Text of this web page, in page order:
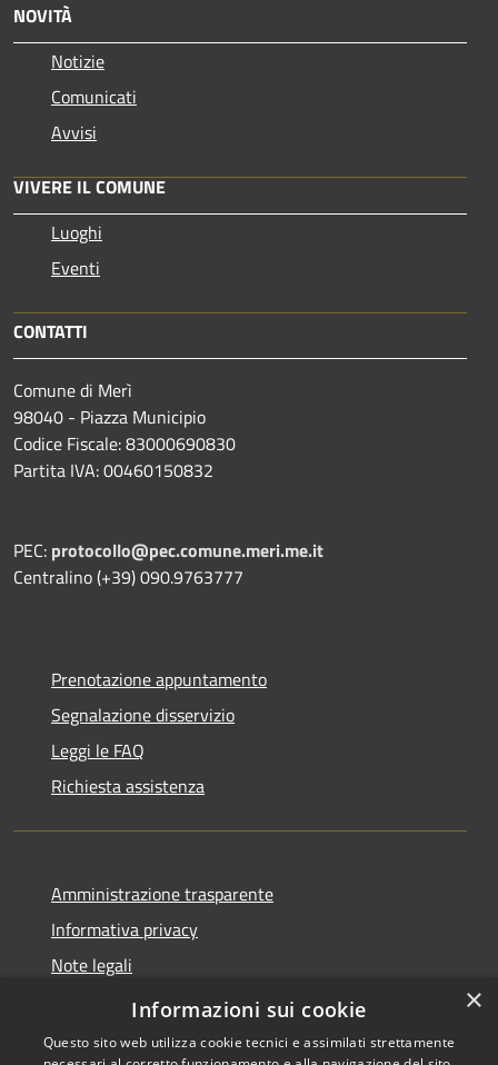
NOVITÀ
Notizie
Comunicati
Avvisi
VIVERE IL COMUNE
Luoghi
Eventi
CONTATTI
Comune di Merì
98040 - Piazza Municipio
Codice Fiscale: 83000690830
Partita IVA: 00460150832
PEC: protocollo@pec.comune.meri.me.it
Centralino (+39) 090.9763777
Prenotazione appuntamento
Segnalazione disservizio
Leggi le FAQ
Richiesta assistenza
Amministrazione trasparente
Informativa privacy
Note legali
Dichiarazione di accessibilità
×
Informazioni sui cookie
Questo sito web utilizza cookie tecnici e assimilati strettamente